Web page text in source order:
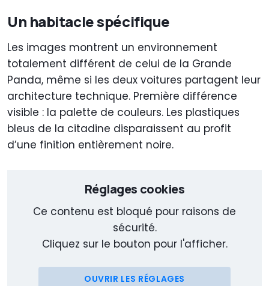
Un habitacle spécifique
Les images montrent un environnement
totalement différent de celui de la Grande
Panda, même si les deux voitures partagent leur
architecture technique. Première différence
visible : la palette de couleurs. Les plastiques
bleus de la citadine disparaissent au profit
d’une finition entièrement noire.
Réglages cookies
Ce contenu est bloqué pour raisons de
sécurité.
Cliquez sur le bouton pour l'afficher.
OUVRIR LES RÉGLAGES